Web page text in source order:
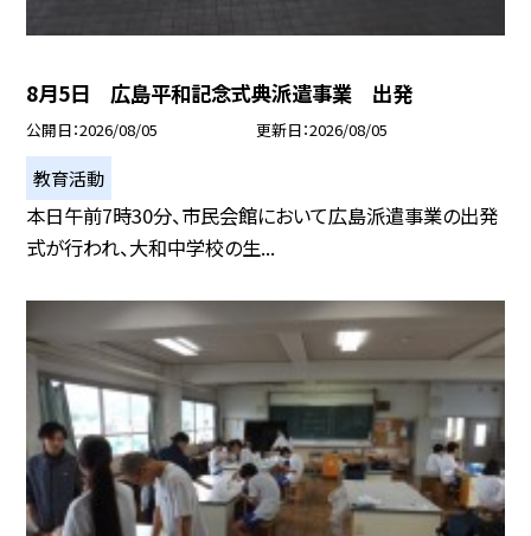
8月5日 広島平和記念式典派遣事業 出発
公開日 2026/08/05 更新日 2026/08/05
教育活動
本日午前7時30分、市民会館において広島派遣事業の出発
式が行われ、大和中学校の生...